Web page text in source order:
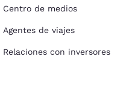
Centro de medios
Agentes de viajes
Relaciones con inversores